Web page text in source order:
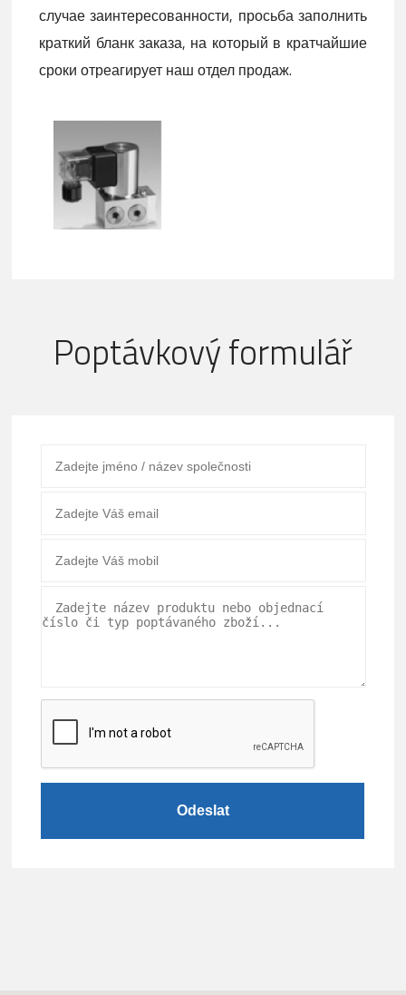
случае заинтересованности, просьба заполнить
краткий бланк заказа, на который в кратчайшие
сроки отреагирует наш отдел продаж.
Poptávkový formulář